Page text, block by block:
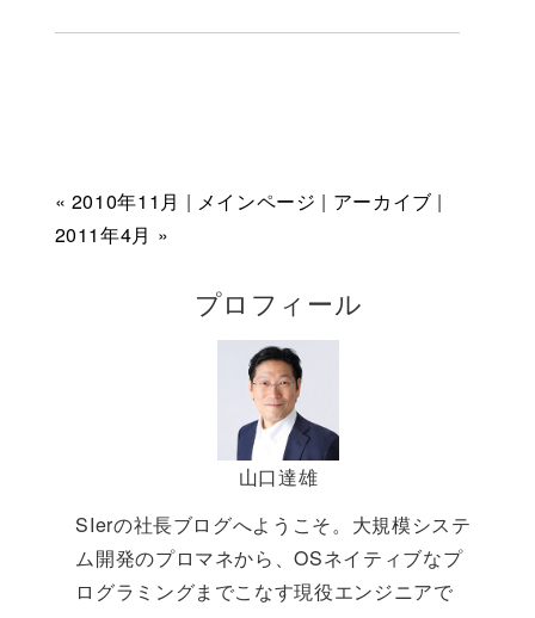
« 2010年11月 | メインページ | アーカイブ |
2011年4月 »
プロフィール
山口達雄
SIerの社長ブログへようこそ。大規模システ
ム開発のプロマネから、OSネイティブなプ
ログラミングまでこなす現役エンジニアで